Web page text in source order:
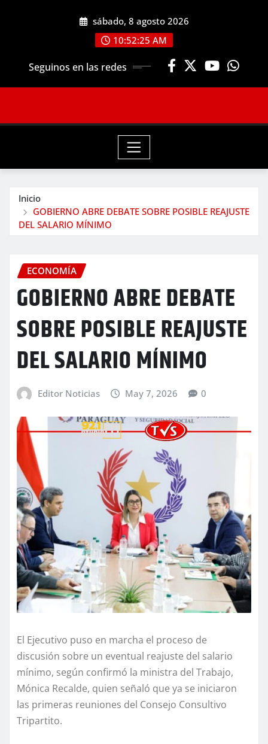
sábado, 8 agosto 2026
10:52:27 AM
Seguinos en las redes
Inicio
GOBIERNO ABRE DEBATE SOBRE POSIBLE REAJUSTE
DEL SALARIO MÍNIMO
ECONOMÍA
GOBIERNO ABRE DEBATE
SOBRE POSIBLE REAJUSTE
DEL SALARIO MÍNIMO
Editor Noticias May 7, 2026 0
El Ejecutivo puso en marcha el proceso de
discusión sobre un eventual reajuste del salario
mínimo, según confirmó la ministra del Trabajo,
Mónica Recalde, quien señaló que ya se iniciaron
las primeras reuniones del Consejo Consultivo
Tripartito.